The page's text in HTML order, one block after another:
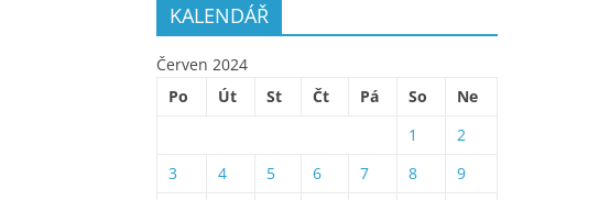
KALENDÁŘ
Červen 2024
Po
Út St Čt Pá So
Ne
1
2
3
4 5 6 7 8
9